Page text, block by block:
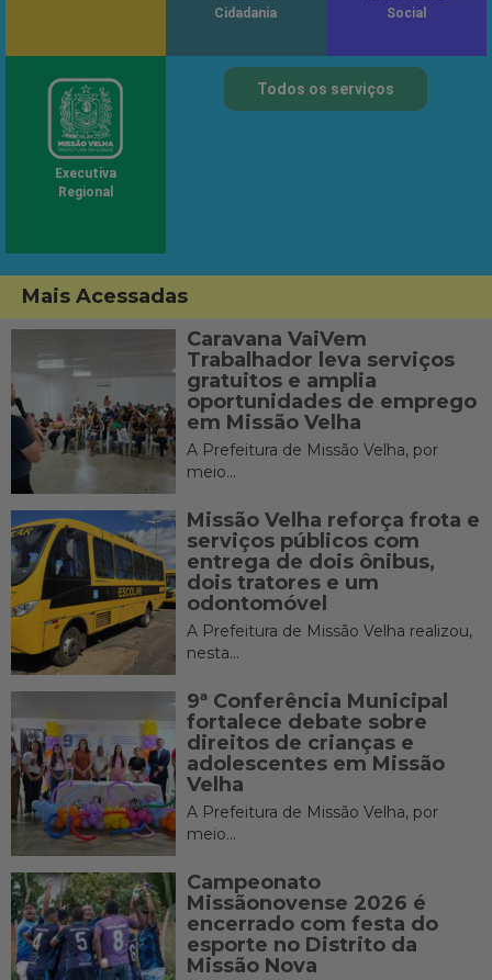
Cidadania
Social
Executiva
Regional
Todos os serviços
Mais Acessadas
Caravana VaiVem
Trabalhador leva serviços
gratuitos e amplia
oportunidades de emprego
em Missão Velha
A Prefeitura de Missão Velha, por
meio...
Missão Velha reforça frota e
serviços públicos com
entrega de dois ônibus,
dois tratores e um
odontomóvel
A Prefeitura de Missão Velha realizou,
nesta...
9ª Conferência Municipal
fortalece debate sobre
direitos de crianças e
adolescentes em Missão
Velha
A Prefeitura de Missão Velha, por
meio...
Campeonato
Missãonovense 2026 é
encerrado com festa do
esporte no Distrito da
Missão Nova